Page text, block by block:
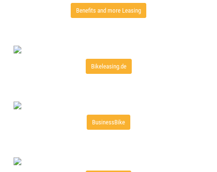
Benefits and more Leasing
Bikeleasing.de
BusinessBike